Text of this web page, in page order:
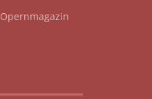
Opernmagazin